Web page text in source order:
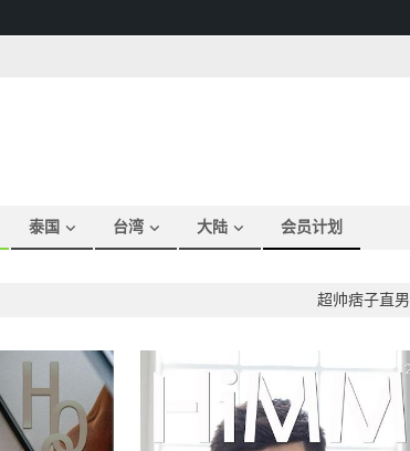
泰国 台湾 大陆 会员计划
超帅痞子直男